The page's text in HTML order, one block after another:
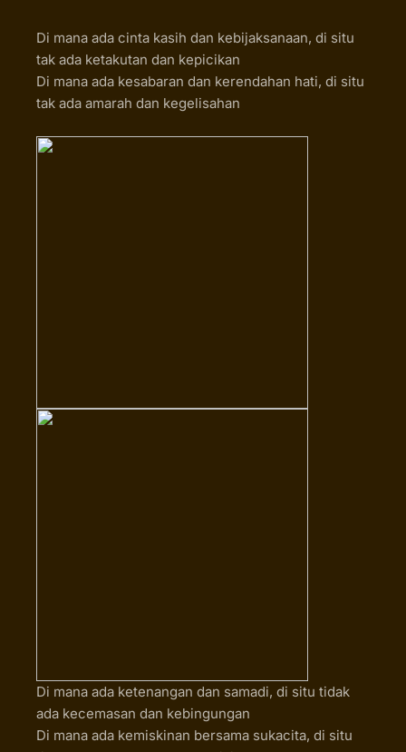
Di mana ada cinta kasih dan kebijaksanaan, di situ
tak ada ketakutan dan kepicikan
Di mana ada kesabaran dan kerendahan hati, di situ
tak ada amarah dan kegelisahan
Di mana ada ketenangan dan samadi, di situ tidak
ada kecemasan dan kebingungan
Di mana ada kemiskinan bersama sukacita, di situ